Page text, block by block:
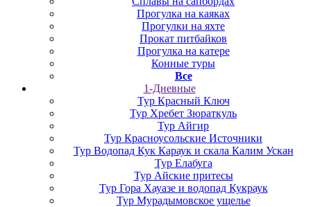
Прогулка на каяках
Прогулки на яхте
Прокат питбайков
Прогулка на катере
Конные туры
Все
1-Дневные
Тур Красный Ключ
Тур Хребет Зюраткуль
Тур Айгир
Тур Красноусольские Источники
Тур Водопад Кук Караук и скала Калим Ускан
Тур Елабуга
Тур Айские притесы
Тур Гора Хауазе и водопад Кукраук
Тур Мурадымовское ущелье